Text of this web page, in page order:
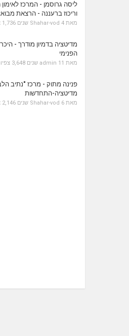
ליסה גרוסמן - המרכז
וריכוז ברעננה - הרצאת
מאת Shahar-vod 4 שנים 1,736 צפיות
מדיטציה בדמיון מודרך -
הפנימי
מאת admin 11 שנים 3,648 צפיות
פנינה מתוק - מרכז "נתיב
מדיטציה-התחדשות
מאת Shahar-vod 6 שנים 2,146 צפיות